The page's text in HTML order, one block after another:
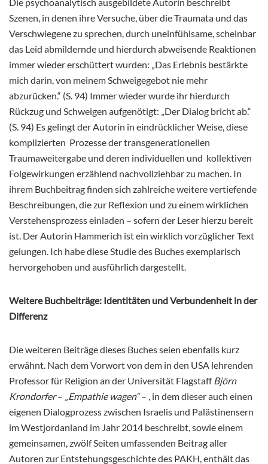
Szenen, in denen ihre Versuche, über die Traumata und das
Verschwiegene zu sprechen, durch uneinfühlsame, scheinbar
das Leid abmildernde und hierdurch abweisende Reaktionen
immer wieder erschüttert wurden: „Das Erlebnis bestärkte
mich darin, von meinem Schweigegebot nie mehr
abzurücken.“ (S. 94) Immer wieder wurde ihr hierdurch
Rückzug und Schweigen aufgenötigt: „Der Dialog bricht ab.“
(S. 94) Es gelingt der Autorin in eindrücklicher Weise, diese
komplizierten Prozesse der transgenerationellen
Traumaweitergabe und deren individuellen und kollektiven
Folgewirkungen erzählend nachvollziehbar zu machen. In
ihrem Buchbeitrag finden sich zahlreiche weitere vertiefende
Beschreibungen, die zur Reflexion und zu einem wirklichen
Verstehensprozess einladen – sofern der Leser hierzu bereit
ist. Der Autorin Hammerich ist ein wirklich vorzüglicher Text
gelungen. Ich habe diese Studie des Buches exemplarisch
hervorgehoben und ausführlich dargestellt.
Weitere Buchbeiträge: Identitäten und Verbundenheit in der
Differenz
Die weiteren Beiträge dieses Buches seien ebenfalls kurz
erwähnt. Nach dem Vorwort von dem in den USA lehrenden
Professor für Religion an der Universität FlagstaffBjörn
Krondorfer– „Empathie wagen“– , in dem dieser auch einen
eigenen Dialogprozess zwischen Israelis und Palästinensern
im Westjordanland im Jahr 2014 beschreibt, sowie einem
gemeinsamen, zwölf Seiten umfassenden Beitrag aller
Autoren zur Entstehungsgeschichte des PAKH, enthält das